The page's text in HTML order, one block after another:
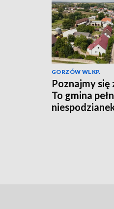
GORZÓW WLKP.
Poznajmy się
To gmina